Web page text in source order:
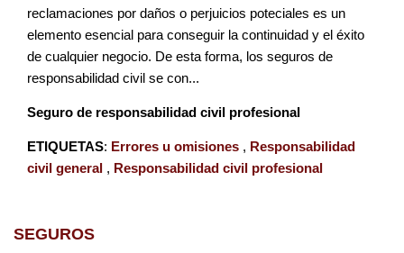
reclamaciones por daños o perjuicios poteciales es un
elemento esencial para conseguir la continuidad y el éxito
de cualquier negocio. De esta forma, los seguros de
responsabilidad civil se con...
Seguro de responsabilidad civil profesional
ETIQUETAS: Errores u omisiones , Responsabilidad
civil general , Responsabilidad civil profesional
SEGUROS